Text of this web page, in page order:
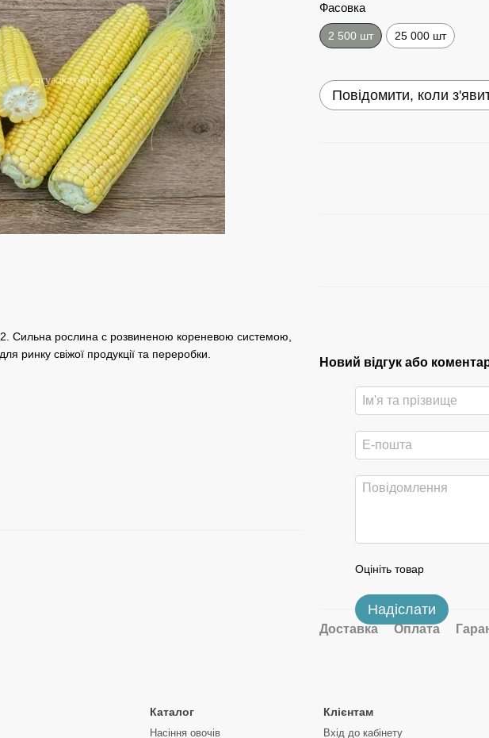
Сильна рослина c розвиненою кореневою системою,
ринку свіжої продукції та переробки.
Фасовка
2 500 шт 25 000 шт
Повідомити, коли
Новий відгук або
Оцініть товар
Надіслати
Доставка Оплата
Каталог
Насіння овочів
Клієнтам
Вхід до кабінету